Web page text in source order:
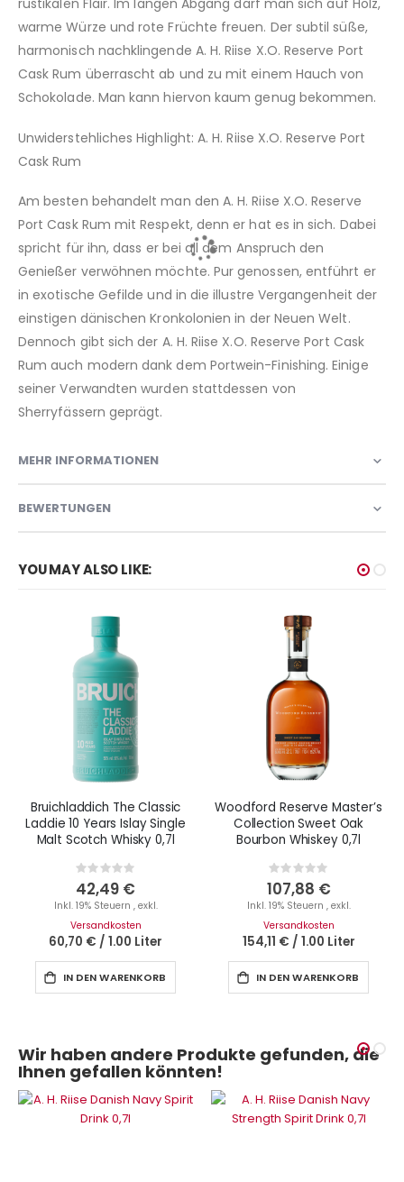
rustikalen Flair. Im langen Abgang darf man sich auf Holz,
warme Würze und rote Früchte freuen. Der subtil süße,
harmonisch nachklingende A. H. Riise X.O. Reserve Port
Cask Rum überrascht ab und zu mit einem Hauch von
Schokolade. Man kann hiervon kaum genug bekommen.
Unwiderstehliches Highlight: A. H. Riise X.O. Reserve Port
Cask Rum
Am besten behandelt man den A. H. Riise X.O. Reserve
Port Cask Rum mit Respekt, denn er hat es in sich. Dabei
spricht für ihn, dass er bei all dem Anspruch den
Genießer verwöhnen möchte. Pur genossen, entführt er
in exotische Gefilde und in die illustre Vergangenheit der
einstigen dänischen Kronkolonien in der Neuen Welt.
Dennoch gibt sich der A. H. Riise X.O. Reserve Port Cask
Rum auch modern dank dem Portwein-Finishing. Einige
seiner Verwandten wurden stattdessen von
Sherryfässern geprägt.
MEHR INFORMATIONEN
BEWERTUNGEN
YOU MAY ALSO LIKE:
Bruichladdich The Classic
Laddie 10 Years Islay Single
Malt Scotch Whisky 0,7l
Rating:
0%
42,49 €
Inkl. 19% Steuern , exkl.
Versandkosten
60,70 € / 1.00 Liter
IN DEN WARENKORB
Woodford Reserve Master’s
Collection Sweet Oak
Bourbon Whiskey 0,7l
Rating:
0%
107,88 €
Inkl. 19% Steuern , exkl.
Versandkosten
154,11 € / 1.00 Liter
IN DEN WARENKORB
Wir haben andere Produkte gefunden, die
Ihnen gefallen könnten!